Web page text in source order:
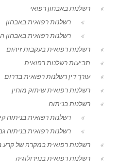
רשלנות באבחון רפואי
רשלנות רפואית באבחון
רשלנות רפואית באבחון
רשלנות רפואית בעקבות זיהום
תביעות רשלנות רפואית
עורך דין רשלנות רפואית בדרום
רשלנות רפואית שיתוק מוחין
רשלנות בניתוח
רשלנות רפואית בניתוח
רשלנות רפואית בניתוח
רשלנות רפואית במקרה של קרע
רשלנות רפואית בנוירולוגיה